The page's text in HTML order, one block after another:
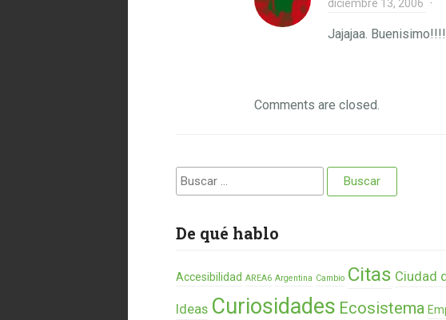
diciembre 13, 2006 ·
Jajajaa. Buenisimo!!!!
Comments are closed.
Buscar:
De qué hablo
Accesibilidad AREA6 Argentina Cambio Citas Ciudad
Ideas Curiosidades Ecosistema